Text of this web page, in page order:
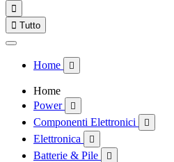

 Tutto
Home 
Home
Power

Componenti Elettronici 
Elettronica 
Batterie & Pile 